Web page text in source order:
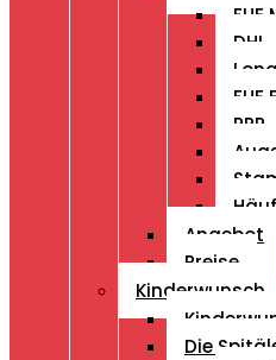
FUE
DHI
FUE
PRP
Angebot
Preise
Kinderwunsch
Die